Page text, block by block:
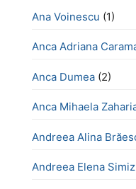
Ana Voinescu (1)
Anca Adriana
Anca Dumea (2)
Anca Mihaela
Andreea Alina
Andreea Elena Simiz